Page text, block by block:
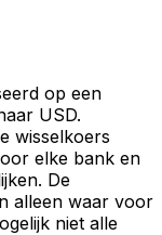
op een
USD.
wisselkoers
elke bank en
De
alleen waar voor
niet alle